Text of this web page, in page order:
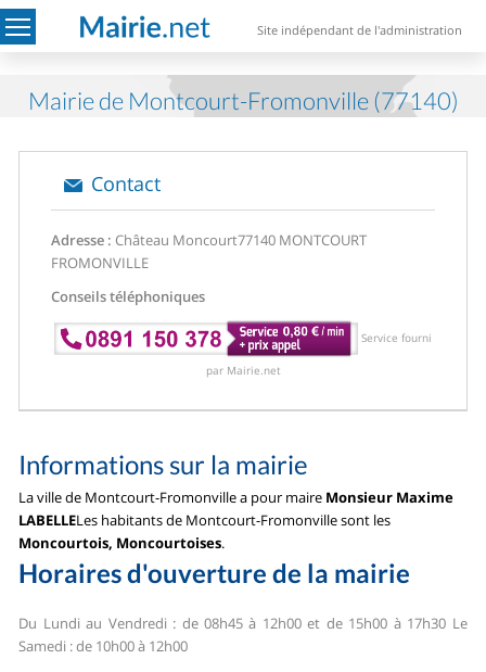
Site indépendant de l'administration
Mairie de Montcourt-Fromonville (77140)
Contact
Adresse : Château Moncourt77140 MONTCOURT
FROMONVILLE
Conseils téléphoniques
Service fourni
par Mairie.net
Informations sur la mairie
La ville de Montcourt-Fromonville a pour maire Monsieur Maxime
LABELLELes habitants de Montcourt-Fromonville sont les
Moncourtois, Moncourtoises.
Horaires d'ouverture de la mairie
Du Lundi au Vendredi : de 08h45 à 12h00 et de 15h00 à 17h30 Le
Samedi : de 10h00 à 12h00